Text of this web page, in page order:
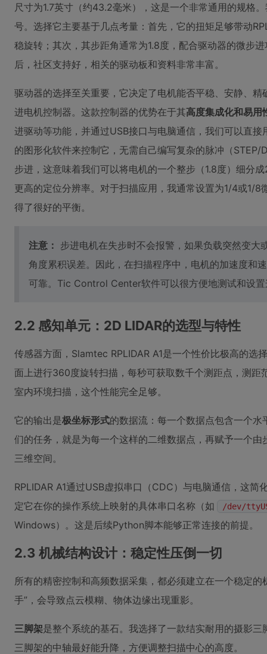
尺寸为1.7英寸（约43.2毫米），这是一个非常通用的规格
号。选择它主要基于几点考量：首先，它的扭矩足够带动
稳旋转；其次，其步距角通常为1.8度，配合驱动器的微步
后，社区支持好，相关的驱动板和资料非常丰富。
驱动器的选择至关重要，它决定了电机能否平稳、安静、
进电机控制器。这款控制器的优势在于其高度集成化和易用
进驱动等功能，并通过USB接口与电脑通信，我们可以直接
的图形化软件来控制它，无需自己编写复杂的脉冲（
步进，这意味着我们可以将电机的一个整步（1.8度）细分
更高的定位分辨率。对于扫描应用，我通常设置为1/4或1/
得了很好的平衡。
注意： 步进电机在失步时不会报警，如果负载突然变大
角度累积误差。因此，在扫描程序中，电机的加速度和
可靠。Tic Control Center软件可以很方便地测试和设
2.2 感知单元：2D LIDAR的选型与特性
传感器方面，Slamtec RPLIDAR A1是一个性价比极高的选
面上进行360度旋转扫描，每秒可获取数千个测距点，测距
室内环境扫描，这个性能完全足够。
它的输出是极坐标形式的数据流：每一个数据点包含一个
们的任务，就是为每一个这样的二维数据点，再赋予一个由
三维空间。
RPLIDAR A1通过USB虚拟串口（CDC）与电脑通信，这
定它在你的操作系统上映射的具体串口名称（如
/dev/
Windows）。这是后续Python脚本能够正常连接的前提。
2.3 机械结构设计：稳定性压倒一切
所有的精密控制和高频数据采集，都必须建立在一个稳定
手”，会导致点云模糊、物体边缘出现重影。
三脚架是整个系统的基石。我选择了一款结实耐用的摄影
三脚架的中轴最好能升降，方便调整扫描中心的高度。